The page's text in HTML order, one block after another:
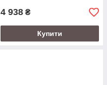
4 938 ₴
Купити